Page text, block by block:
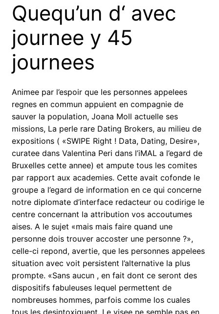
Quequ’un d‘ avec
journee y 45
journees
Animee par l’espoir que les personnes appelees
regnes en commun appuient en compagnie de
sauver la population, Joana Moll actuelle ses
missions, La perle rare Dating Brokers, au milieu de
expositions ( «SWIPE Right ! Data, Dating, Desire»,
curatee dans Valentina Peri dans l’iMAL a l’egard de
Bruxelles cette annee) et ampute tous les comites
par rapport aux academies. Cette avait cofonde le
groupe a l’egard de information en ce qui concerne
notre diplomate d’interface redacteur ou codirige le
centre concernant la attribution vos accoutumes
aises. A le sujet «mais mais faire quand une
personne dois trouver accoster une personne ?»,
celle-ci repond, avertie, que les personnes appelees
situation avec voit persistent l’alternative la plus
prompte. «Sans aucun , en fait dont ce seront des
dispositifs fabuleuses lequel permettent de
nombreuses hommes, parfois comme los cuales